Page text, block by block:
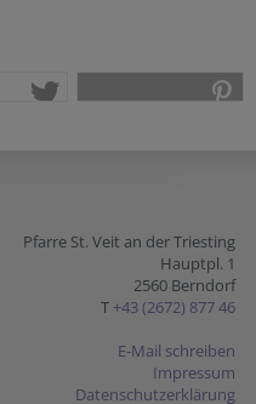
Pfarre St. Veit an der Triesting
Hauptpl. 1
2560 Berndorf
T +43 (2672) 877 46
E-Mail schreiben
Impressum
Datenschutzerklärung